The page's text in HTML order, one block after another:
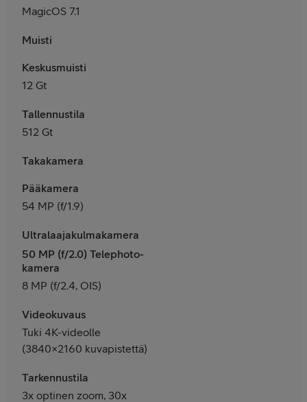
MagicOS 7.1
Muisti
Keskusmuisti
12 Gt
Tallennustila
512 Gt
Takakamera
Pääkamera
54 MP (f/1.9)
Ultralaajakulmakamera
50 MP (f/2.0) Telephoto-
kamera
8 MP (f/2.4, OIS)
Videokuvaus
Tuki 4K-videolle
(3840×2160 kuvapistettä)
Tarkennustila
3x optinen zoom, 30x